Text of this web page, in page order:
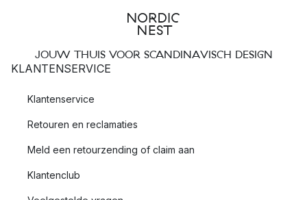
JOUW THUIS VOOR SCANDINAVISCH DESIGN
KLANTENSERVICE
Klantenservice
Retouren en reclamaties
Meld een retourzending of claim aan
Klantenclub